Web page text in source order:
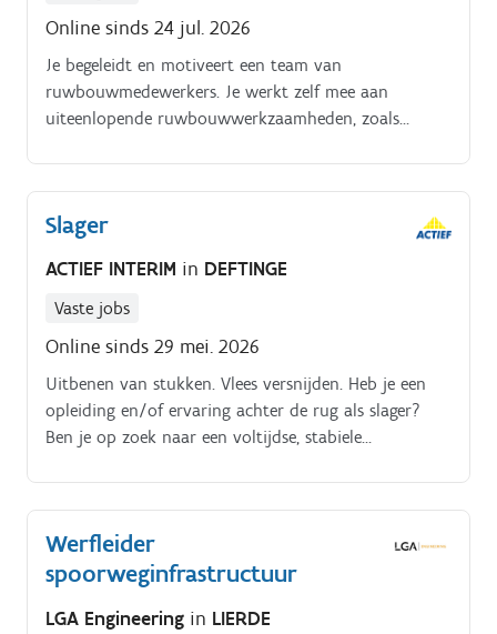
Online sinds 24 jul. 2026
Je begeleidt en motiveert een team van
ruwbouwmedewerkers. Je werkt zelf mee aan
uiteenlopende ruwbouwwerkzaamheden, zoals
Slager
ACTIEF INTERIM in DEFTINGE
Vaste jobs
Online sinds 29 mei. 2026
Uitbenen van stukken. Vlees versnijden. Heb je een
opleiding en/of ervaring achter de rug als slager?
Ben je op zoek naar een voltijdse, stabiele
Werfleider
spoorweginfrastructuur
LGA Engineering in LIERDE